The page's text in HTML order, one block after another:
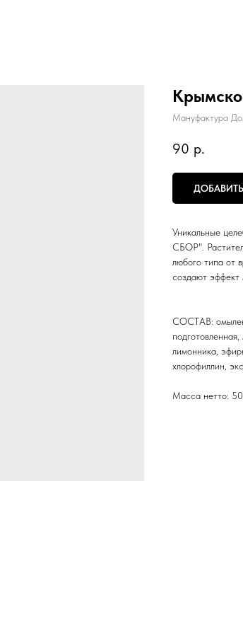
Мануфактура
90 р.
Уникальные
СБОР".
любого типа от
создают эффект
СОСТАВ:
лимонника,
хлорофиллин,
Масса нетто: